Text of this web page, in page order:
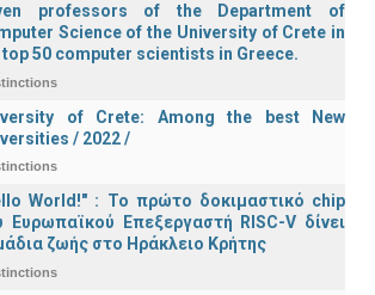
professors of the Department of
Science of the University of Crete in
top 50 computer scientists in Greece.
of Crete: Among the best New
/ 2022 /
World!" : Το πρώτο δοκιμαστικό chip
Ευρωπαϊκού Επεξεργαστή RISC-V δίνει
ζωής στο Ηράκλειο Κρήτης